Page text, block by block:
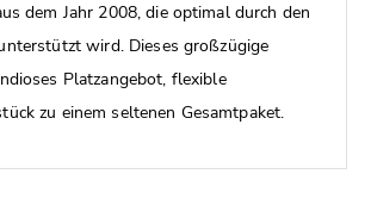
dem Jahr 2008, die optimal durch den
wird. Dieses großzügige
Platzangebot, flexible
zu einem seltenen Gesamtpaket.